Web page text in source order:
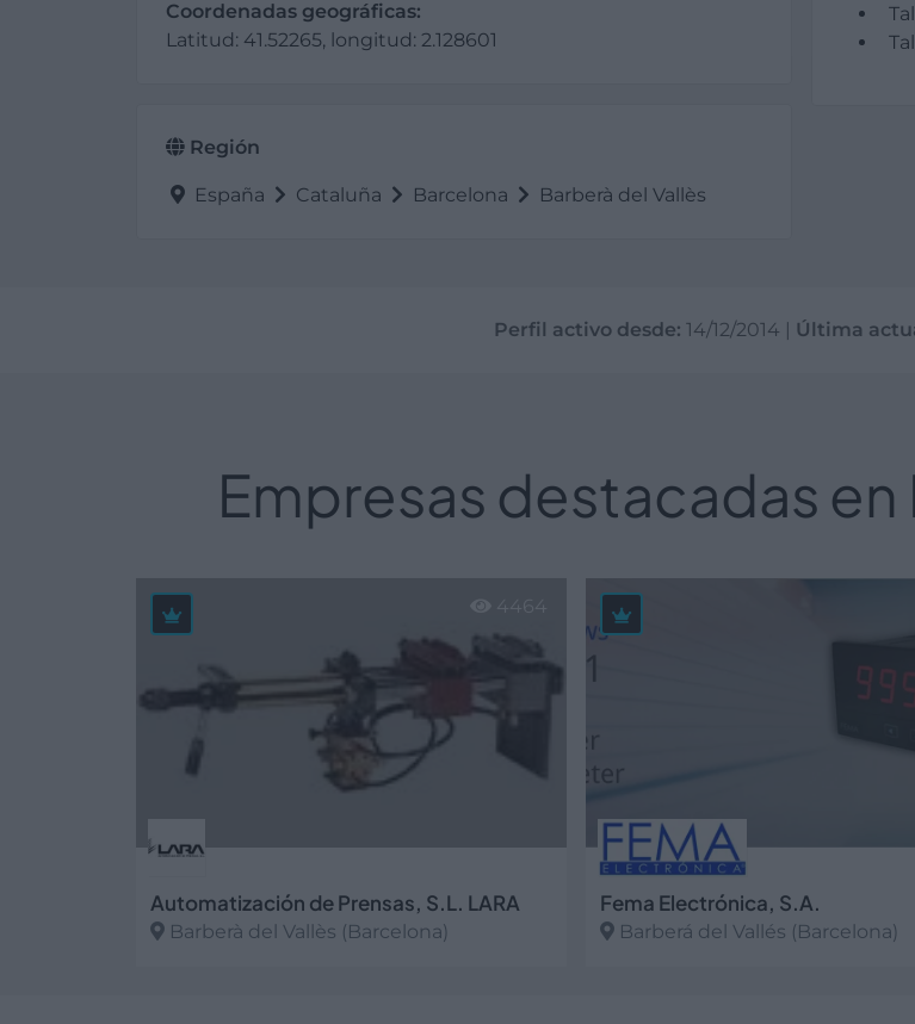
Coordenadas geográficas:
Latitud: 41.52265, longitud: 2.128601
Región
España Cataluña Barcelona Barberà del Vallès
Perfil activo desde: 14/12/2014 | Última
Empresas destacadas en
Automatización de Prensas, S.L. LARA
Barberà del Vallès (Barcelona)
Fema Electrónica, S.A.
Barberá del Vallés (Barcelona)